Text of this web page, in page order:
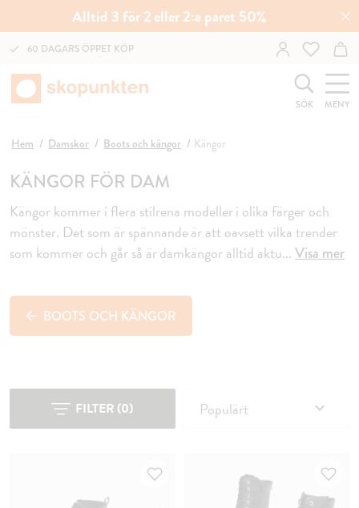
Alltid 3 för 2 eller 2:a paret 50%
60 DAGARS ÖPPET KÖP
SÖK MENY
Hem Damskor Boots och kängor Kängor
KÄNGOR FÖR DAM
Kängor kommer i flera stilrena modeller i olika färger och
mönster. Det som är spännande är att oavsett vilka trender
som kommer och går så är damkängor alltid aktu...Visa mer
BOOTS OCH KÄNGOR
FILTER (0) Populärt